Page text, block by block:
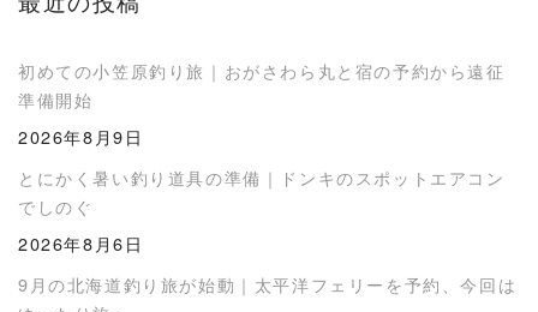
初めての小笠原釣り旅｜おがさわら丸と宿の予約から遠征
準備開始
2026年8月9日
とにかく暑い釣り道具の準備｜ドンキのスポットエアコン
でしのぐ
2026年8月6日
9月の北海道釣り旅が始動｜太平洋フェリーを予約、今回は